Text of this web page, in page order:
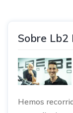
Sobre Lb2
Hemos